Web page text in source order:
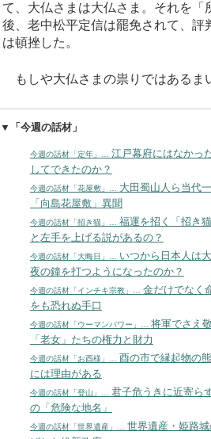
て、大仏さまは大仏さま。それを「
後、老中松平定信は罷免されて、評
は頓挫した。
もしや大仏さまの祟りではあるま
▼「今週の話材」
今週の話材「定年」… 江戸幕府にはなかっ
してできたのか？
今週の話材「花屋敷」… 大田蜀山人ら当代
「向島花屋敷」異聞
今週の話材「招き猫」… 福運を招く「招き
と左手を上げる説があるの？
今週の話材「大晦日」… いつから日本人は
夜の鐘を打つようになったのか？
今週の話材「インチキ宗教」… 金だけでなく
をも恐れぬ手口
今週の話材「ウーマンパワー」… 将軍でさえ
「老女」たちの権力と財力
今週の話材「お酉様」… 酉の市で縁起物の
には理由がある
今週の話材「登山」… 君子危うきに近寄ら
の「危険な地名」
今週の話材「世界遺産」… 世界遺産・姫路